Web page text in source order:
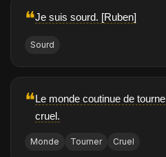
❝Je suis sourd. [Ruben]
Sourd
❝Le monde coutinue de
cruel.
Monde Tourner Cruel